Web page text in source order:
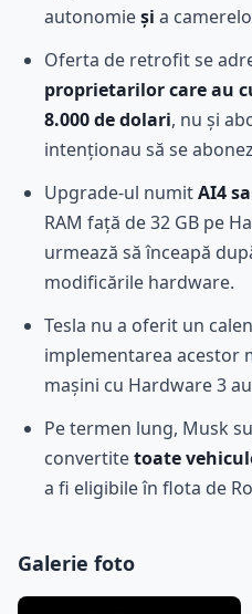
autonomieși a
Oferta de retrofit se
proprietarilor care au
8.000 de dolari, nu și
intenționau să se
Upgrade-ul numitAI4
RAM față de 32 GB pe
urmează să înceapă
modificările hardware.
Tesla nu a oferit un
implementarea acestor
mașini cu Hardware 3
Pe termen lung, Musk
convertitetoate
a fi eligibile în flota de
Galerie foto